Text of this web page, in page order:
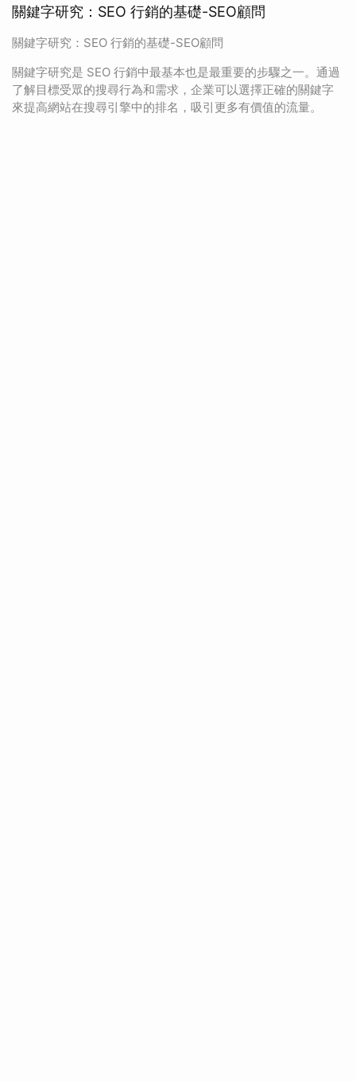
關鍵字研究：SEO 行銷的基礎-SEO顧問
關鍵字研究：SEO 行銷的基礎-SEO顧問
關鍵字研究是 SEO 行銷中最基本也是最重要的步驟之一。通過
了解目標受眾的搜尋行為和需求，企業可以選擇正確的關鍵字
來提高網站在搜尋引擎中的排名，吸引更多有價值的流量。